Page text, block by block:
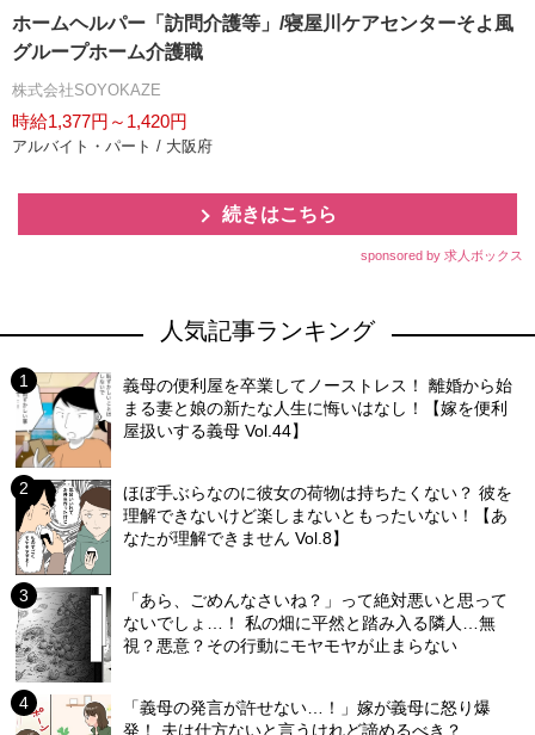
ホームヘルパー「訪問介護等」/寝屋川ケアセンターそよ風
グループホーム介護職
株式会社SOYOKAZE
時給1,377円～1,420円
アルバイト・パート / 大阪府
続きはこちら
sponsored by 求人ボックス
人気記事ランキング
義母の便利屋を卒業してノーストレス！ 離婚から始
まる妻と娘の新たな人生に悔いはなし！【嫁を便利
屋扱いする義母 Vol.44】
ほぼ手ぶらなのに彼女の荷物は持ちたくない？ 彼を
理解できないけど楽しまないともったいない！【あ
なたが理解できません Vol.8】
「あら、ごめんなさいね？」って絶対悪いと思って
ないでしょ…！ 私の畑に平然と踏み入る隣人…無
視？悪意？その行動にモヤモヤが止まらない
「義母の発言が許せない…！」嫁が義母に怒り爆
発！ 夫は仕方ないと言うけれど諦めるべき？